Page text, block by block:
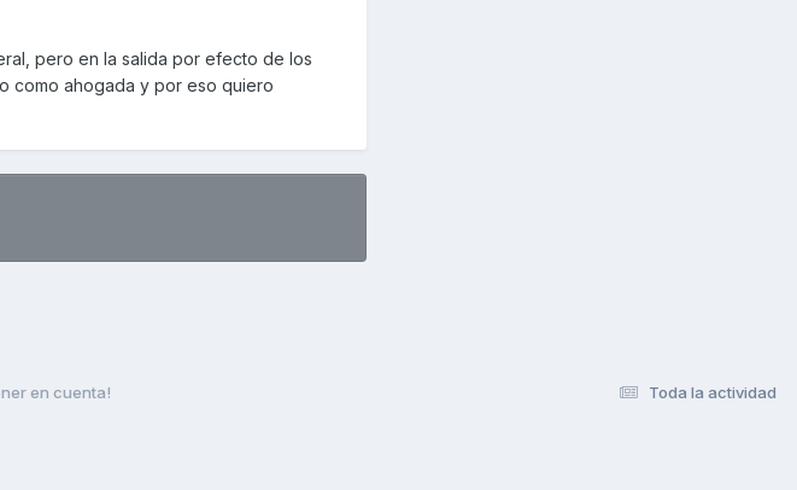
pero en la salida por efecto de los
como ahogada y por eso quiero
Toda la actividad
en cuenta!